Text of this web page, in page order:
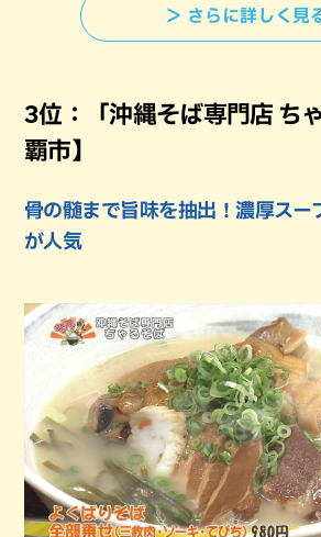
＞ さらに詳しく見
3位：「沖縄そば専門店 ち
覇市】
骨の髄まで旨味を抽出！濃厚スー
が人気